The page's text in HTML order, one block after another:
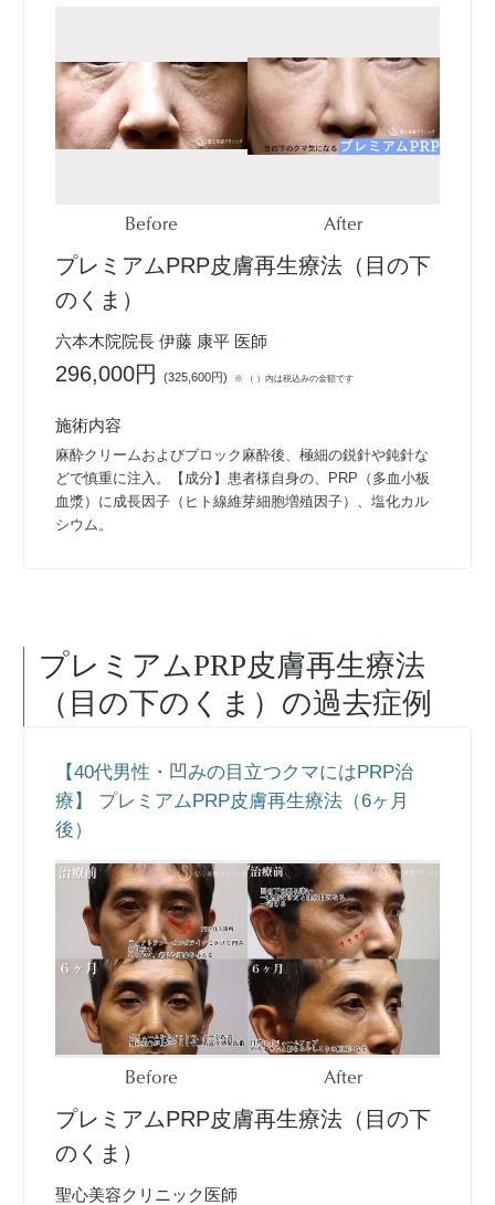
Before After
プレミアムPRP皮膚再生療法（目の下
のくま）
六本木院院長 伊藤 康平 医師
296,000円(325,600円) ※ （ ）内は税込みの金額です
施術内容
麻酔クリームおよびブロック麻酔後、極細の鋭針や鈍針な
どで慎重に注入。【成分】患者様自身の、PRP（多血小板
血漿）に成長因子（ヒト線維芽細胞増殖因子）、塩化カル
シウム。
プレミアムPRP皮膚再生療法
（目の下のくま） の過去症例
【40代男性・凹みの目立つクマにはPRP治
療】 プレミアムPRP皮膚再生療法（6ヶ月
後）
Before After
プレミアムPRP皮膚再生療法（目の下
のくま）
聖心美容クリニック医師